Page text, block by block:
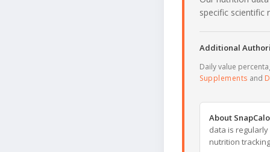
specific scientific
Additional
Daily value
Supplements and
About
data is
nutrition